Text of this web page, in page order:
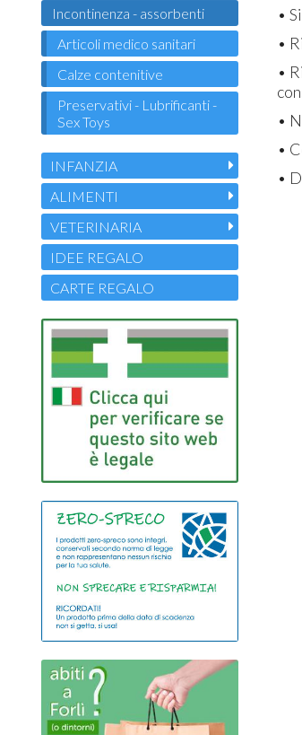
•
•
•
•
•
•
Incontinenza - assorbenti
Articoli medico sanitari
Calze contenitive
Preservativi - Lubrificanti -
Sex Toys
INFANZIA
ALIMENTI
VETERINARIA
IDEE REGALO
CARTE REGALO